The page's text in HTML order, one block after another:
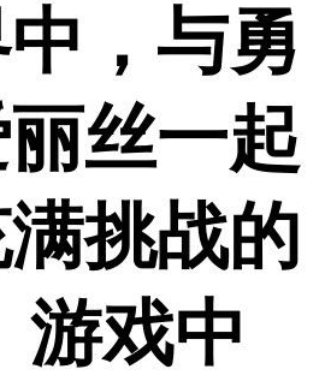
，与勇
丝一起
挑战的
游戏中